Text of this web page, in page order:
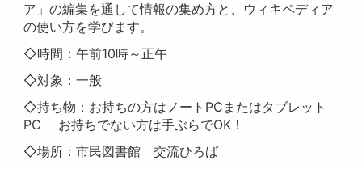
ア」の編集を通して情報の集め方と、ウィキペディア
の使い方を学びます。
◇時間：午前10時～正午
◇対象：一般
◇持ち物：お持ちの方はノートPCまたはタブレット
PC お持ちでない方は手ぶらでOK！
◇場所：市民図書館 交流ひろば